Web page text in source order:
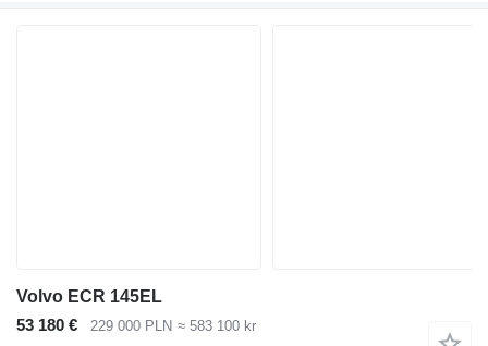
Volvo ECR 145EL
53 180 €
229 000 PLN ≈ 583 100 kr